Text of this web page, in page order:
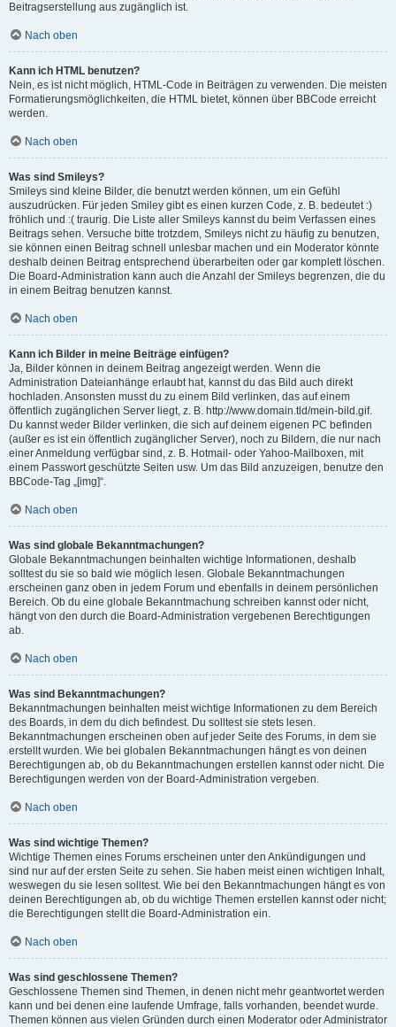
Beitragserstellung aus zugänglich ist.
Nach oben
Kann ich HTML benutzen?
Nein, es ist nicht möglich, HTML-Code in Beiträgen zu verwenden. Die meisten
Formatierungsmöglichkeiten, die HTML bietet, können über BBCode erreicht
werden.
Nach oben
Was sind Smileys?
Smileys sind kleine Bilder, die benutzt werden können, um ein Gefühl
auszudrücken. Für jeden Smiley gibt es einen kurzen Code, z. B. bedeutet :)
fröhlich und :( traurig. Die Liste aller Smileys kannst du beim Verfassen eines
Beitrags sehen. Versuche bitte trotzdem, Smileys nicht zu häufig zu benutzen,
sie können einen Beitrag schnell unlesbar machen und ein Moderator könnte
deshalb deinen Beitrag entsprechend überarbeiten oder gar komplett löschen.
Die Board-Administration kann auch die Anzahl der Smileys begrenzen, die du
in einem Beitrag benutzen kannst.
Nach oben
Kann ich Bilder in meine Beiträge einfügen?
Ja, Bilder können in deinem Beitrag angezeigt werden. Wenn die
Administration Dateianhänge erlaubt hat, kannst du das Bild auch direkt
hochladen. Ansonsten musst du zu einem Bild verlinken, das auf einem
öffentlich zugänglichen Server liegt, z. B. http://www.domain.tld/mein-bild.gif.
Du kannst weder Bilder verlinken, die sich auf deinem eigenen PC befinden
(außer es ist ein öffentlich zugänglicher Server), noch zu Bildern, die nur nach
einer Anmeldung verfügbar sind, z. B. Hotmail- oder Yahoo-Mailboxen, mit
einem Passwort geschützte Seiten usw. Um das Bild anzuzeigen, benutze den
BBCode-Tag „[img]“.
Nach oben
Was sind globale Bekanntmachungen?
Globale Bekanntmachungen beinhalten wichtige Informationen, deshalb
solltest du sie so bald wie möglich lesen. Globale Bekanntmachungen
erscheinen ganz oben in jedem Forum und ebenfalls in deinem persönlichen
Bereich. Ob du eine globale Bekanntmachung schreiben kannst oder nicht,
hängt von den durch die Board-Administration vergebenen Berechtigungen
ab.
Nach oben
Was sind Bekanntmachungen?
Bekanntmachungen beinhalten meist wichtige Informationen zu dem Bereich
des Boards, in dem du dich befindest. Du solltest sie stets lesen.
Bekanntmachungen erscheinen oben auf jeder Seite des Forums, in dem sie
erstellt wurden. Wie bei globalen Bekanntmachungen hängt es von deinen
Berechtigungen ab, ob du Bekanntmachungen erstellen kannst oder nicht. Die
Berechtigungen werden von der Board-Administration vergeben.
Nach oben
Was sind wichtige Themen?
Wichtige Themen eines Forums erscheinen unter den Ankündigungen und
sind nur auf der ersten Seite zu sehen. Sie haben meist einen wichtigen Inhalt,
weswegen du sie lesen solltest. Wie bei den Bekanntmachungen hängt es von
deinen Berechtigungen ab, ob du wichtige Themen erstellen kannst oder nicht;
die Berechtigungen stellt die Board-Administration ein.
Nach oben
Was sind geschlossene Themen?
Geschlossene Themen sind Themen, in denen nicht mehr geantwortet werden
kann und bei denen eine laufende Umfrage, falls vorhanden, beendet wurde.
Themen können aus vielen Gründen durch einen Moderator oder Administrator